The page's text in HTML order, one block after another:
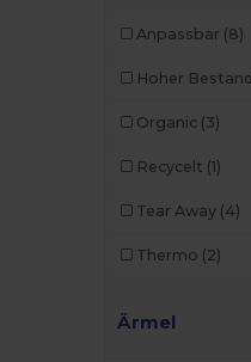
Anpassbar (8)
Hoher Bestand
Organic (3)
Recycelt (1)
Tear Away (4)
Thermo (2)
Ärmel